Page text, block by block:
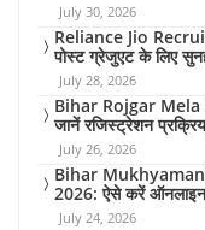
July 30, 2026
Reliance Jio
पोस्ट ग्रेजुएट के लिए
July 28, 2026
Bihar Rojgar Mela
जानें रजिस्ट्रेशन
July 26, 2026
Bihar
2026: ऐसे करें ऑनलाइन
July 24, 2026